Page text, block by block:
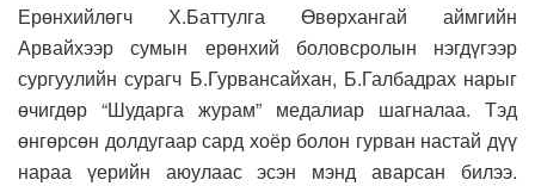
Ерөнхийлөгч Х.Баттулга Өвөрхангай аймгийн
Арвайхээр сумын ерөнхий боловсролын нэгдүгээр
сургуулийн сурагч Б.Гурвансайхан, Б.Галбадрах нарыг
өчигдөр “Шударга журам” медалиар шагналаа. Тэд
өнгөрсөн долдугаар сард хоёр болон гурван настай дүү
нараа үерийн аюулаас эсэн мэнд аварсан билээ.